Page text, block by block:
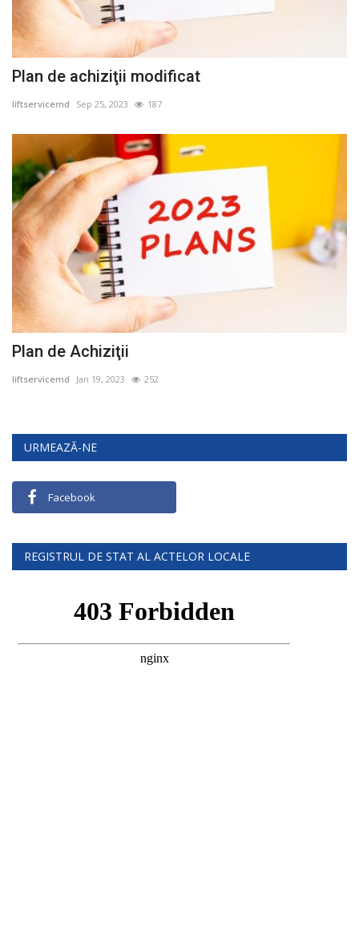
Plan de achiziţii modificat
liftservicemd Sep 25, 2023 187
Plan de Achiziţii
liftservicemd Jan 19, 2023 252
URMEAZĂ-NE
Facebook
REGISTRUL DE STAT AL ACTELOR LOCALE